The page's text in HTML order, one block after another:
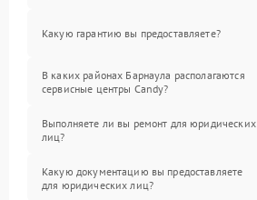
Какую гарантию вы предоставляете?
В каких районах Барнаула располагаются
сервисные центры Candy?
Выполняете ли вы ремонт для юридических
лиц?
Какую документацию вы предоставляете
для юридических лиц?